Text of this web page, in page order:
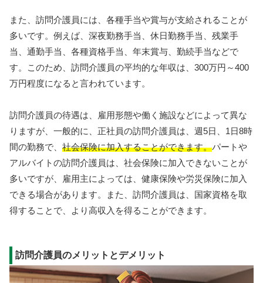
また、訪問介護員には、各種手当や賞与が支給されることが
多いです。例えば、深夜勤務手当、休日勤務手当、残業手
当、通勤手当、各種資格手当、年末賞与、勤続手当などで
す。このため、訪問介護員の平均的な年収は、300万円～400
万円程度になると言われています。
訪問介護員の待遇は、雇用形態や働く施設などによって異な
りますが、一般的に、正社員の訪問介護員は、週5日、1日8時
間の勤務で、 社会保険に加入することができます。パートや
アルバイトの訪問介護員は、社会保険に加入できないことが
多いですが、雇用主によっては、健康保険や労災保険に加入
できる場合があります。また、訪問介護員は、国家資格を取
得することで、より高収入を得ることができます。
訪問介護員のメリットとデメリット